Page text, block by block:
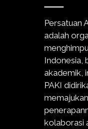
Persatuan
adalah
Indonesia,
akademik,
PAKI
kolaborasi